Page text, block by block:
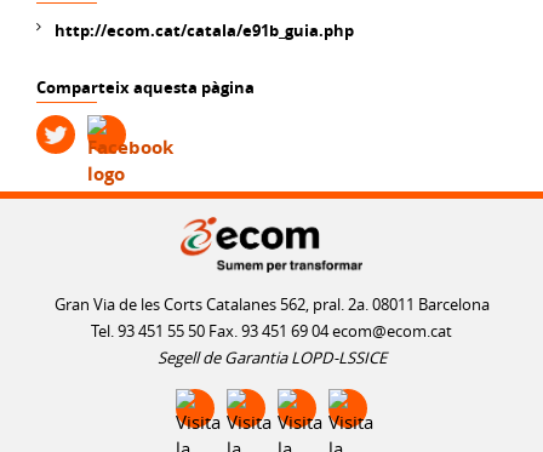
http://ecom.cat/catala/e91b_guia.php
Comparteix aquesta pàgina
Gran Via de les Corts Catalanes 562, pral. 2a. 08011 Barcelona
Tel. 93 451 55 50 Fax. 93 451 69 04ecom@ecom.cat
Segell de Garantia LOPD-LSSICE